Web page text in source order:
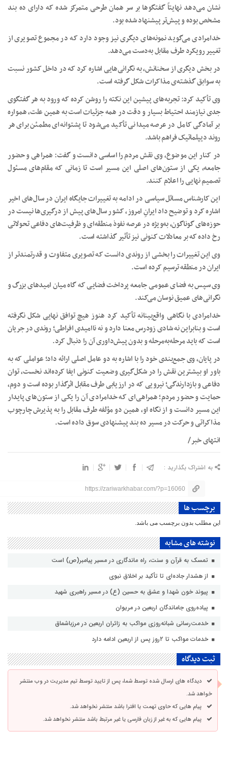
نشان می‌دهد نهایتاً گفتگوها بر سر همان طرحی متمرکز شده که دارای ده بند
مشخص بوده و پیش‌تر پیشنهاد شده بود.
خدامرادی می‌گوید نمونه‌های دیگری نیز وجود دارد که در مجموع تصویری از
تغییر رویکرد طرف مقابل به‌دست می‌دهد.
در بخش دیگری از سخنانش، به نگرانی‌هایی اشاره کرد که در داخل کشور نسبت
به سوابق گذشته‌ی مذاکرات شکل گرفته است.
وی تأکید کرد: تجربه‌های پیشین این نکته را روشن کرده که ورود به هر گفتگوی
جدی نیازمند احتیاط بسیار و دقت در همه جزئیات است به همین علت، همواره
بر آمادگی کامل در عرصه میدانی تأکید می‌شود تا پشتوانه‌ای مطمئن برای هر
روند دیپلماتیک فراهم باشد.
در کنار این موضوع، وی نقش مردم را اساسی دانست و گفت: همراهی و حضور
جامعه، یکی از ستون‌های اصلی این مسیر است تا زمانی که مقام‌های مسئول
تصمیم نهایی را اعلام کنند.
این کارشناس مسائل سیاسی در ادامه به تغییرات جایگاه ایران در سال‌های اخیر
اشاره کرد و توضیح داد ایرانِ امروز، کشور سال‌های پیش از درگیری‌ها نیست در
حوزه‌های گوناگون، به‌ویژه در عرصه نفوذ منطقه‌ای و ظرفیت‌های دفاعی تحولاتی
رخ داده که بر معادلات کنونی نیز تأثیر گذاشته است.
وی این تغییرات را بخشی از روندی دانست که تصویری متفاوت و قدرتمندتر از
ایران در منطقه ترسیم کرده است.
وی سپس به فضای عمومی جامعه پرداخت فضایی که گاه میان امیدهای بزرگ و
نگرانی‌های عمیق نوسان می‌کند.
خدامرادی با نگاهی واقع‌بینانه تأکید کرد هنوز هیچ توافق نهایی شکل نگرفته
است و بنابراین نه شادی زودرس معنا دارد و نه ناامیدی افراطی؛ روندی در جریان
است که باید مرحله‌به‌مرحله و بدون پیش‌داوری آن را دنبال کرد.
در پایان، وی جمع‌بندی خود را با اشاره به دو عامل اصلی ارائه داد؛ عواملی که به
باور او بیشترین نقش را در شکل‌گیری وضعیت کنونی ایفا کرده‌اند نخست، توان
دفاعی و بازدارندگی؛ نیرویی که در ارزیابی طرف مقابل اثرگذار بوده است و دوم،
حمایت و حضور مردم؛ همراهی‌ای که خدامرادی آن را یکی از ستون‌های پایدار
این مسیر دانست و از نگاه او، همین دو مؤلفه طرف مقابل را به پذیرش چارچوب
مذاکراتی و حرکت در مسیر ده بند پیشنهادی سوق داده است.
انتهای خبر/
به اشتراک بگذارید :
https://zariwarkhabar.com/?p=16060
برچسب ها
این مطلب بدون برچسب می باشد.
نوشته های مشابه
تمسک به قرآن و سنت، راه ماندگاری در مسیر پیامبر(ص) است
از هشدار جاده‌ای تا تأکید بر اخلاق نبوی
پیوند خون شهدا و عشق به حسین (ع) در مسیر راهبری شهید
پیاده‌روی جاماندگان اربعین در مریوان
خدمت‌رسانی شبانه‌روزی مواکب به زائران اربعین در مرزباشماق
خدمات مواکب تا ۲روز پس از اربعین ادامه دارد
ثبت دیدگاه
دیدگاه های ارسال شده توسط شما، پس از تایید توسط تیم مدیریت در وب منتشر
خواهد شد.
پیام هایی که حاوی تهمت یا افترا باشد منتشر نخواهد شد.
پیام هایی که به غیر از زبان فارسی یا غیر مرتبط باشد منتشر نخواهد شد.